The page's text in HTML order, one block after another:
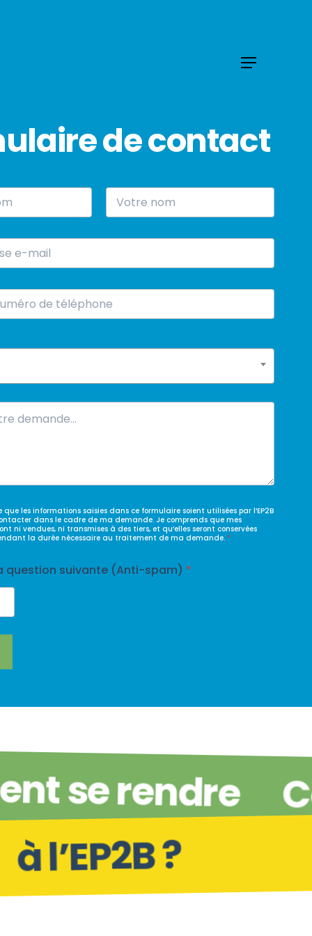
Menu
de contact
Nom
que les informations saisies dans ce formulaire soient utilisées par l’EP2B
dans le cadre de ma demande. Je comprends que mes
ni vendues, ni transmises à des tiers, et qu’elles seront conservées
la durée nécessaire au traitement de ma demande.*
question suivante (Anti-spam) *
se rendre
à l’EP2B ?